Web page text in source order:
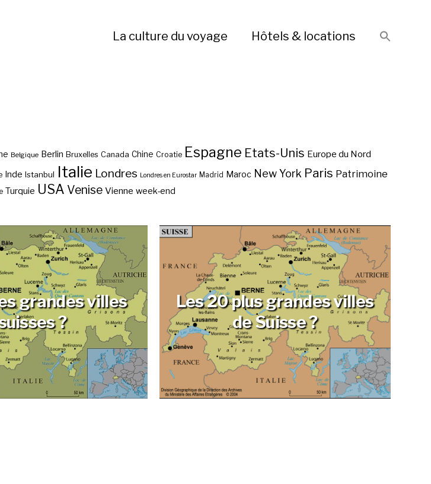
La culture du voyage Hôtels & locations
Belgique Berlin Bruxelles Canada Chine Croatie Espagne Etats-Unis Europe du Nord
Inde Istanbul Italie Londres Londres en Eurostar Madrid Maroc New York Paris Patrimoine
Turquie USA Venise Vienne week-end
grandes villes
?
Les 20 plus grandes villes
de Suisse ?